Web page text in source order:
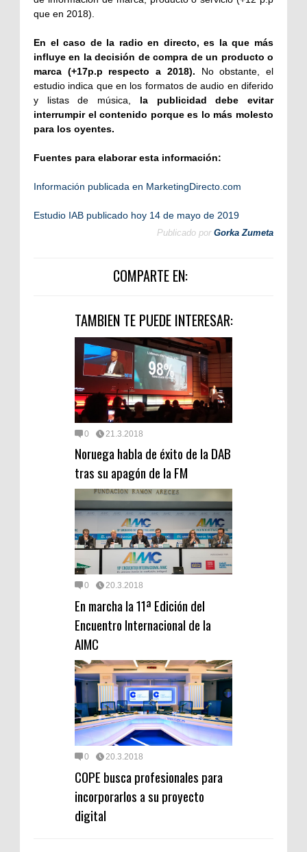
que en 2018).
En el caso de la radio en directo, es la que más
influye en la decisión de compra de un producto o
marca (+17p.p respecto a 2018). No obstante, el
estudio indica que en los formatos de audio en diferido
y listas de música, la publicidad debe evitar
interrumpir el contenido porque es lo más molesto
para los oyentes.
Fuentes para elaborar esta información:
Información publicada en MarketingDirecto.com
Estudio IAB publicado hoy 14 de mayo de 2019
Publicado por Gorka Zumeta
COMPARTE EN:
TAMBIEN TE PUEDE INTERESAR:
0 21.3.2018
Noruega habla de éxito de la DAB
tras su apagón de la FM
0 20.3.2018
En marcha la 11ª Edición del
Encuentro Internacional de la
AIMC
0 20.3.2018
COPE busca profesionales para
incorporarlos a su proyecto
digital